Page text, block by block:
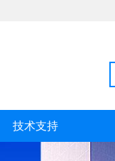
技术支持